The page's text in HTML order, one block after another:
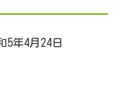
5年4月24日